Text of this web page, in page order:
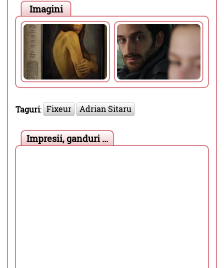
Imagini
Taguri: Fixeur Adrian Sitaru
Impresii, ganduri ...